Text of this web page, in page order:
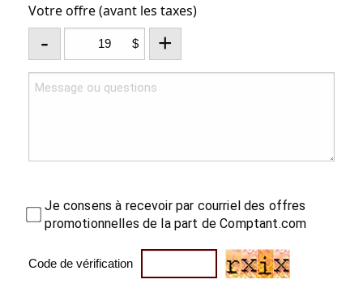
Votre offre (avant les taxes)
- $ +
Je consens à recevoir par courriel des offres
promotionnelles de la part de Comptant.com
Code de vérification